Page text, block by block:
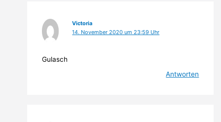
Victoria
14. November 2020 um 23:59 Uhr
Gulasch
Antworten